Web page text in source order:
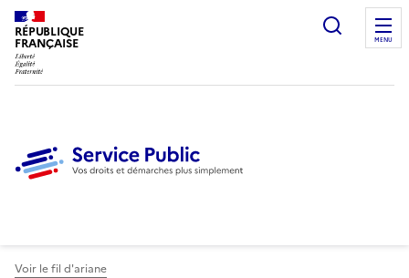
RÉPUBLIQUE
FRANÇAISE
Ouvrir
MENU
Voir le fil d'ariane